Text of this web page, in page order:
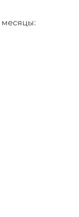
месяцы: